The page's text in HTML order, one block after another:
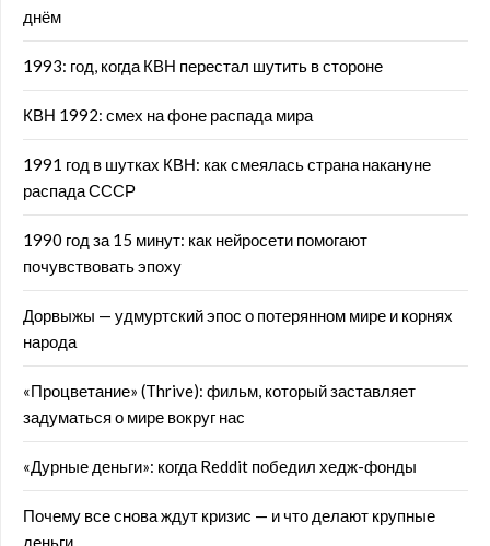
днём
1993: год, когда КВН перестал шутить в стороне
КВН 1992: смех на фоне распада мира
1991 год в шутках КВН: как смеялась страна накануне
распада СССР
1990 год за 15 минут: как нейросети помогают
почувствовать эпоху
Дорвыжы — удмуртский эпос о потерянном мире и корнях
народа
«Процветание» (Thrive): фильм, который заставляет
задуматься о мире вокруг нас
«Дурные деньги»: когда Reddit победил хедж-фонды
Почему все снова ждут кризис — и что делают крупные
деньги